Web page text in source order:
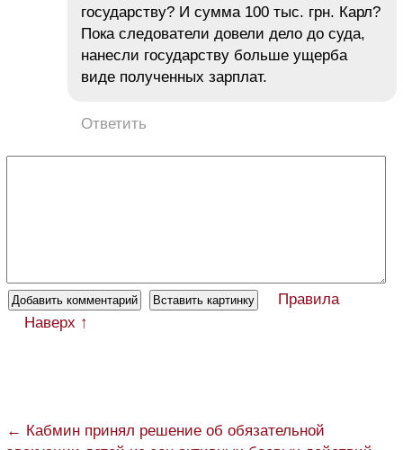
государству? И сумма 100 тыс. грн. Карл?
Пока следователи довели дело до суда,
нанесли государству больше ущерба
виде полученных зарплат.
Ответить
Правила
Наверх ↑
← Кабмин принял решение об обязательной